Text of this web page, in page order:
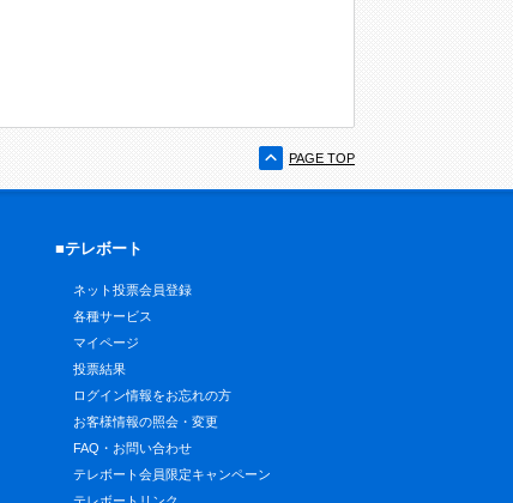
PAGE TOP
■テレボート
ネット投票会員登録
各種サービス
マイページ
投票結果
ログイン情報をお忘れの方
お客様情報の照会・変更
FAQ・お問い合わせ
テレボート会員限定キャンペーン